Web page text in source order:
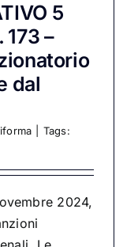
5
–
dal
Tags:
2024,